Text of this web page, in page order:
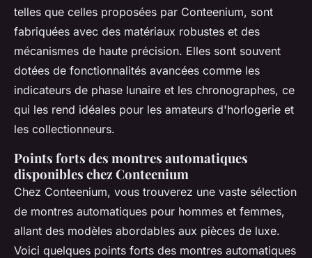
telles que celles proposées par Conteenium, sont
fabriquées avec des matériaux robustes et des
mécanismes de haute précision. Elles sont souvent
dotées de fonctionnalités avancées comme les
indicateurs de phase lunaire et les chronographes, ce
qui les rend idéales pour les amateurs d'horlogerie et
les collectionneurs.
Points forts des montres automatiques
disponibles chez Conteenium
Chez Conteenium, vous trouverez une vaste sélection
de montres automatiques pour hommes et femmes,
allant des modèles abordables aux pièces de luxe.
Voici quelques points forts des montres automatiques